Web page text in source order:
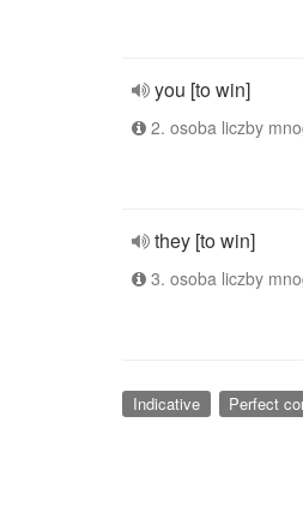
you [to win]
2. osoba liczby
they [to win]
3. osoba liczby
Indicative Perfect